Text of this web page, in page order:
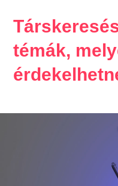
témák,